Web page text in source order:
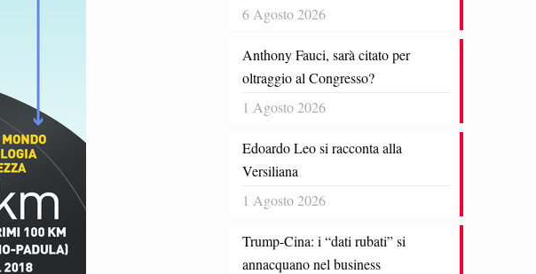
6 Agosto 2026
Anthony Fauci, sarà citato per
oltraggio al Congresso?
1 Agosto 2026
Edoardo Leo si racconta alla
Versiliana
1 Agosto 2026
Trump-Cina: i “dati rubati” si
annacquano nel business